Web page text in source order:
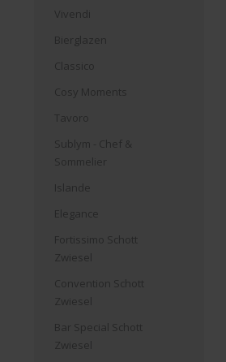
Vivendi
Bierglazen
Classico
Cosy Moments
Tavoro
Sublym - Chef &
Sommelier
Islande
Elegance
Fortissimo Schott
Zwiesel
Convention Schott
Zwiesel
Bar Special Schott
Zwiesel